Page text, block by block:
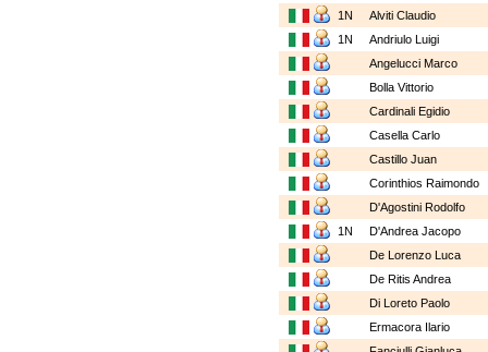
1N
Alviti Claudio
1N
Andriulo Luigi
Angelucci Marco
Bolla Vittorio
Cardinali Egidio
Casella Carlo
Castillo Juan
Corinthios Raimondo
D'Agostini Rodolfo
1N
D'Andrea Jacopo
De Lorenzo Luca
De Ritis Andrea
Di Loreto Paolo
Ermacora Ilario